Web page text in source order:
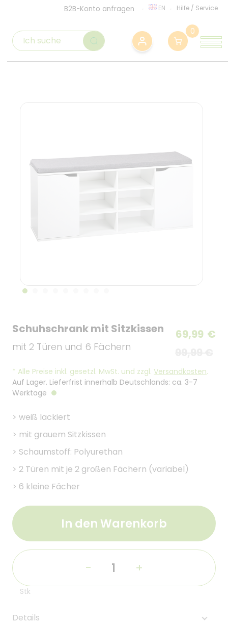
B2B-Konto anfragen EN Hilfe / Service
0
Schuhschrank mit Sitzkissen
mit 2 Türen und 6 Fächern
69,99 €
* Alle Preise inkl. gesetzl. MwSt. und zzgl. Versandkosten.
Auf Lager. Lieferfrist innerhalb Deutschlands: ca. 3-7
Werktage
> weiß lackiert
> mit grauem Sitzkissen
> Schaumstoff: Polyurethan
> 2 Türen mit je 2 großen Fächern (variabel)
> 6 kleine Fächer
In den Warenkorb
- +
Stk
Details